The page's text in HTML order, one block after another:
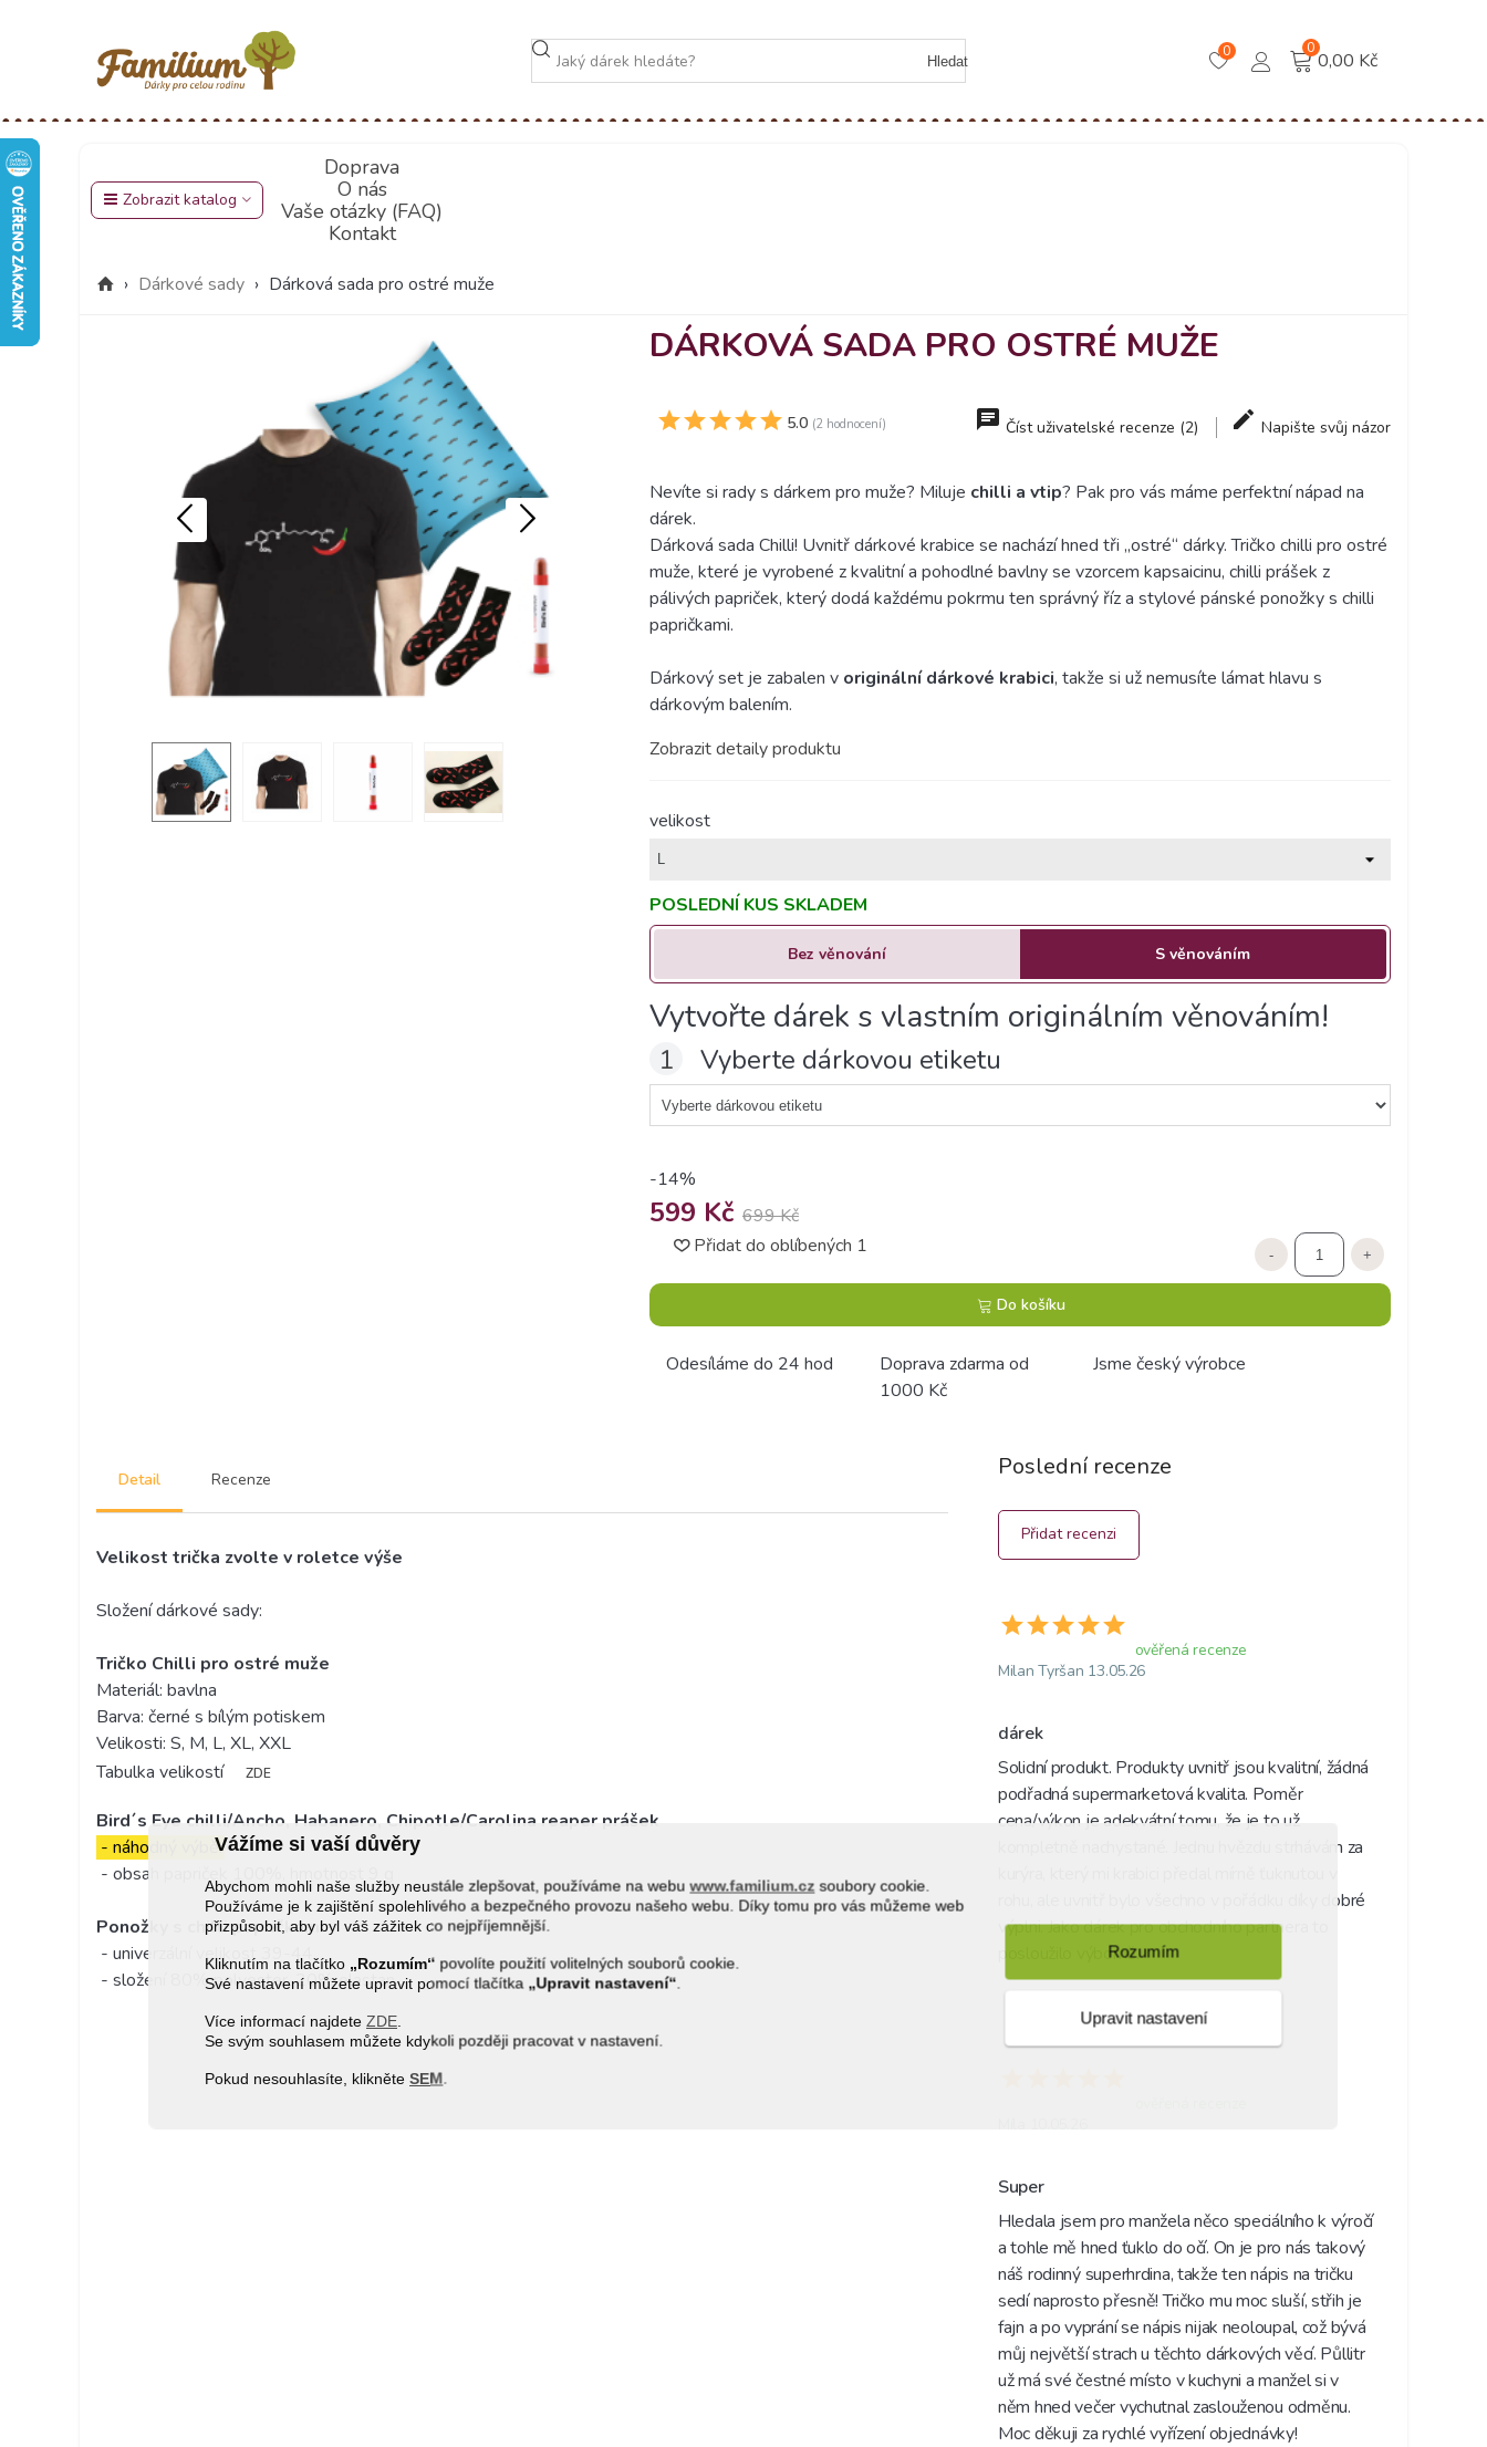
Vážíme si vaší důvěry
Abychom mohli naše služby neustále zlepšovat, používáme na webuwww.familium.czsoubory cookie.
Používáme je k zajištění spolehlivého a bezpečného provozu našeho webu. Díky tomu pro vás můžeme web
přizpůsobit, aby byl váš zážitek co nejpříjemnější.
Kliknutím na tlačítko „Rozumím“ povolíte použití volitelných souborů cookie.
Své nastavení můžete upravit pomocí tlačítka „Upravit nastavení“.
Více informací najdeteZDE
Se svým souhlasem můžete kdykoli později pracovat v nastavení.
Pokud nesouhlasíte, klikněteSEM.
Rozumím
Upravit nastavení
Hledat
0 0
0,00 Kč
Zobrazit katalog
Doprava
O nás
Vaše otázky (FAQ)
Kontakt
› Dárkové sady › Dárková sada pro ostré muže
DÁRKOVÁ SADA PRO OSTRÉ MUŽE
5.0 (2 hodnocení) Číst uživatelské recenze (2) Napište svůj názor
Nevíte si rady s dárkem pro muže? Miluje chilli a vtip? Pak pro vás máme perfektní nápad na
dárek.
Dárková sada Chilli! Uvnitř dárkové krabice se nachází hned tři „ostré“ dárky. Tričko chilli pro ostré
muže, které je vyrobené z kvalitní a pohodlné bavlny se vzorcem kapsaicinu, chilli prášek z
pálivých papriček, který dodá každému pokrmu ten správný říz a stylové pánské ponožky s chilli
papričkami.
Dárkový set je zabalen v originální dárkové krabici, takže si už nemusíte lámat hlavu s
dárkovým balením.
Zobrazit detaily produktu
velikost
POSLEDNÍ KUS SKLADEM
-14%
599 Kč 699 Kč
Přidat do oblíbených 1 - +
Do košíku
Bez věnování S věnováním
Vytvořte dárek s vlastním originálním věnováním!
1 Vyberte dárkovou etiketu
Odesíláme do 24 hod
Doprava zdarma od
1000 Kč
Jsme český výrobce
Detail Recenze
Velikost trička zvolte v roletce výše
Složení dárkové sady:
Tričko Chilli pro ostré muže
Materiál: bavlna
Barva: černé s bílým potiskem
Velikosti: S, M, L, XL, XXL
Tabulka velikostí
ZDE
Bird´s Eye chilli/Ancho, Habanero, Chipotle/Carolina reaper prášek
- náhodný výběr
- obsah papriček 100%, hmotnost 9 g
Ponožky s chilli papričkami
- univerzální velikost 39-44
- složení 80% polyester, 20% elastan
Poslední recenze
Přidat recenzi
ověřená recenze
Milan Tyršan 13.05.26
dárek
Solidní produkt. Produkty uvnitř jsou kvalitní, žádná
podřadná supermarketová kvalita. Poměr
cena/výkon je adekvátní tomu, že je to už
kompletně nachystané. Jednu hvězdu strhávám za
rohu, ale uvnitř bylo všechno v pořádku díky dobré
výplni. Jako dárek pro obchodního partnera to
posloužilo výborně.
Super
Hledala jsem pro manžela něco speciálního k výročí
a tohle mě hned ťuklo do očí. On je pro nás takový
náš rodinný superhrdina, takže ten nápis na tričku
sedí naprosto přesně! Tričko mu moc sluší, střih je
fajn a po vyprání se nápis nijak neoloupal, což bývá
můj největší strach u těchto dárkových věcí. Půllitr
už má své čestné místo v kuchyni a manžel si v
něm hned večer vychutnal zaslouženou odměnu.
Moc děkuji za rychlé vyřízení objednávky!